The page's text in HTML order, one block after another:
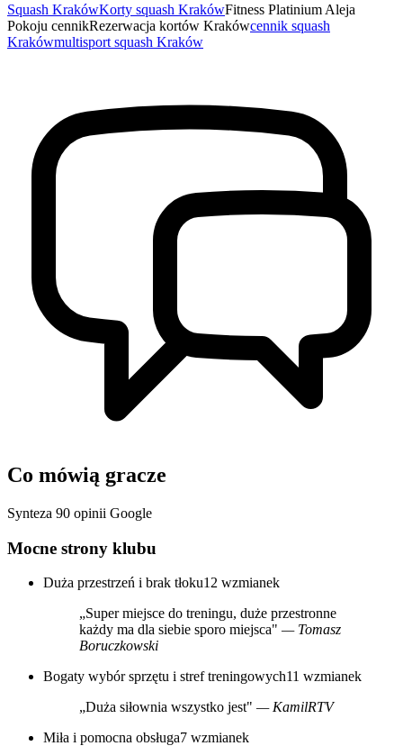
Squash KrakówKorty squash KrakówFitness Platinium Aleja
Pokoju cennikRezerwacja kortów Krakówcennik squash
Krakówmultisport squash Kraków
Co mówią gracze
Synteza 90 opinii Google
Mocne strony klubu
Duża przestrzeń i brak tłoku12 wzmianek
„Super miejsce do treningu, duże przestronne
każdy ma dla siebie sporo miejsca" — Tomasz
Boruczkowski
Bogaty wybór sprzętu i stref treningowych11 wzmianek
„Duża siłownia wszystko jest" — KamilRTV
Miła i pomocna obsługa7 wzmianek